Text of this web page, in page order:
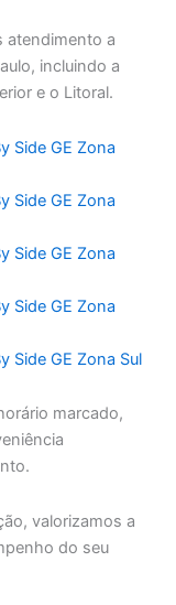
atendimento a
incluindo a
e o Litoral.
Side GE Zona
Side GE Zona
Side GE Zona
Side GE Zona
Side GE Zona Sul
marcado,
valorizamos a
do seu